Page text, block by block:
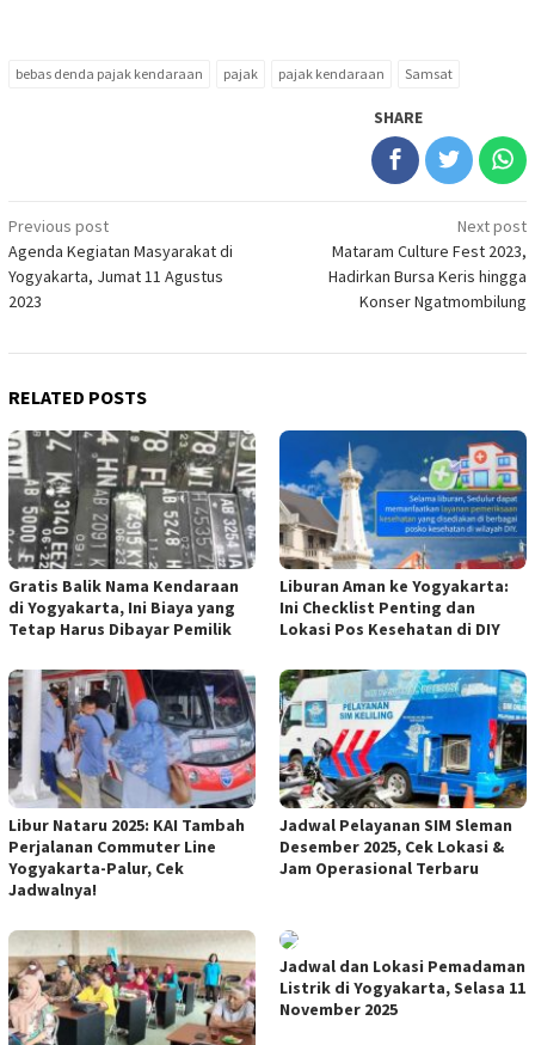
bebas denda pajak kendaraan pajak pajak kendaraan Samsat
SHARE
Post
navigation
Previous post
Agenda Kegiatan Masyarakat di
Yogyakarta, Jumat 11 Agustus
2023
Next post
Mataram Culture Fest 2023,
Hadirkan Bursa Keris hingga
Konser Ngatmombilung
RELATED POSTS
Gratis Balik Nama Kendaraan
di Yogyakarta, Ini Biaya yang
Tetap Harus Dibayar Pemilik
Liburan Aman ke Yogyakarta:
Ini Checklist Penting dan
Lokasi Pos Kesehatan di DIY
Libur Nataru 2025: KAI Tambah
Perjalanan Commuter Line
Yogyakarta-Palur, Cek
Jadwalnya!
Jadwal Pelayanan SIM Sleman
Desember 2025, Cek Lokasi &
Jam Operasional Terbaru
Jadwal dan Lokasi Pemadaman
Listrik di Yogyakarta, Selasa 11
November 2025